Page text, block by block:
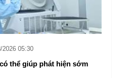
2026 05:30
thể giúp phát hiện sớm